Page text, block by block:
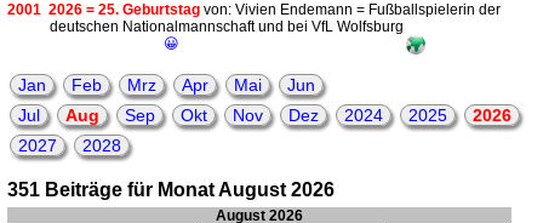
2001 2026 = 25. Geburtstag von: Vivien Endemann = Fußballspielerin der
deutschen Nationalmannschaft und bei VfL Wolfsburg
😀
Jan Feb Mrz Apr Mai
Jun
Jul
Aug Sep Okt Nov Dez 2024 2025
2026
2027
2028
351 Beiträge für Monat August 2026
August 2026